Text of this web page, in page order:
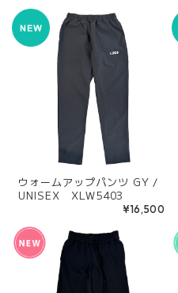
ウォームアップパンツ GY /
UNISEX XLW5403
¥16,500